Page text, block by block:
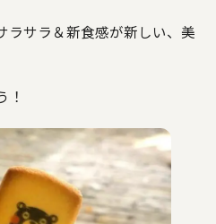
ラサラ＆新食感が新しい、美
！